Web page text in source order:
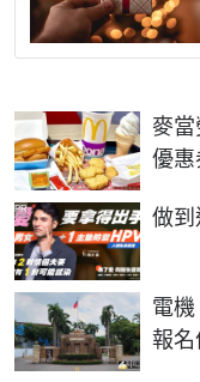
麥當
優
做到
PR
電機
報